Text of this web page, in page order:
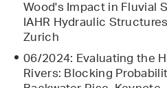
Wood's Impact in Fluvial
IAHR Hydraulic
Zurich
06/2024: Evaluating the
Rivers: Blocking